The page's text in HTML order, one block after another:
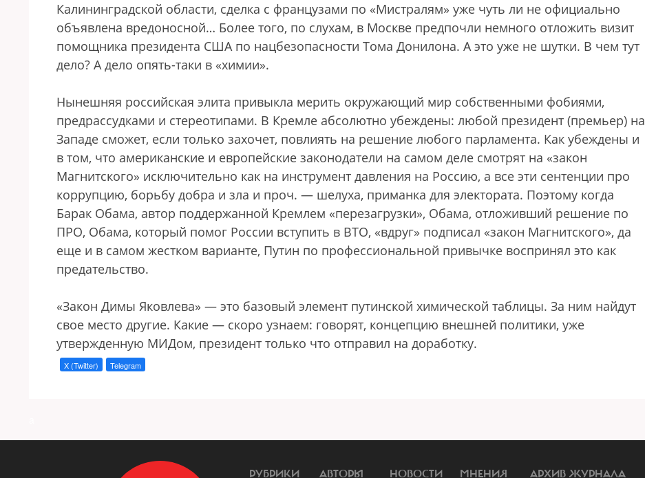
Калининградской области, сделка с французами по «Мистралям» уже чуть ли не официально
объявлена вредоносной… Более того, по слухам, в Москве предпочли немного отложить визит
помощника президента США по нацбезопасности Тома Донилона. А это уже не шутки. В чем тут
дело? А дело опять-таки в «химии».
Нынешняя российская элита привыкла мерить окружающий мир собственными фобиями,
предрассудками и стереотипами. В Кремле абсолютно убеждены: любой президент (премьер) на
Западе сможет, если только захочет, повлиять на решение любого парламента. Как убеждены и
в том, что американские и европейские законодатели на самом деле смотрят на «закон
Магнитского» исключительно как на инструмент давления на Россию, а все эти сентенции про
коррупцию, борьбу добра и зла и проч. — шелуха, приманка для электората. Поэтому когда
Барак Обама, автор поддержанной Кремлем «перезагрузки», Обама, отложивший решение по
ПРО, Обама, который помог России вступить в ВТО, «вдруг» подписал «закон Магнитского», да
еще и в самом жестком варианте, Путин по профессиональной привычке воспринял это как
предательство.
«Закон Димы Яковлева» — это базовый элемент путинской химической таблицы. За ним найдут
свое место другие. Какие — скоро узнаем: говорят, концепцию внешней политики, уже
утвержденную МИДом, президент только что отправил на доработку.
X (Twitter) Telegram
РУБРИКИ АВТОРЫ НОВОСТИ МНЕНИЯ АРХИВ ЖУРНАЛА